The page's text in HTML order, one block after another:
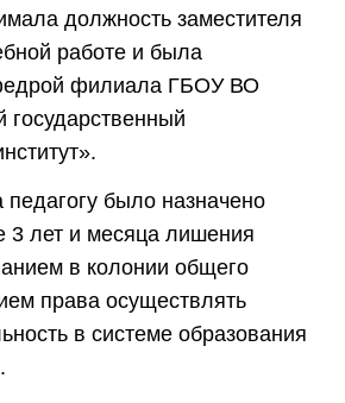
должность заместителя
работе и была
филиала ГБОУ ВО
государственный
было назначено
3 лет и месяца лишения
в колонии общего
права осуществлять
в системе образования